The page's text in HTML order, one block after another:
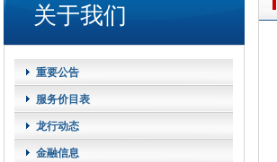
关于我们
重要公告
服务价目表
龙行动态
金融信息